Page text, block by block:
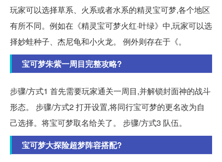
玩家可以选择草系、火系或者水系的精灵宝可梦,各个地区
有所不同。例如在《精灵宝可梦火红·叶绿》中,玩家可以选
择妙蛙种子、杰尼龟和小火龙。 例外则存在于《。
宝可梦朱紫一周目完整攻略?
步骤/方式1 首先需要玩家通关一周目,并解锁封面神的战斗
形态。 步骤/方式2 打开设置,将同行宝可梦的更名改为自
己选择。将宝可梦取名给关了。 步骤/方式3 队伍。
宝可梦大探险超梦阵容搭配?